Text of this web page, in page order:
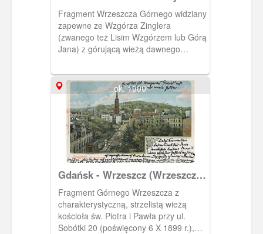
r.). Ob. jest to kościół katolicki,
parafialny po ustanowieniu parafii
wojskowo cywilnej Matki Odkupiciela.
(Langfuhr)
Fragment Wrzeszcza Górnego widziany
zapewne ze Wzgórza Zinglera
(zwanego też Lisim Wzgórzem lub Górą
Jana) z górującą wieżą dawnego
katolicki kościół św. Piotra i Pawła) oraz
w oddali po lewej stronie - wieżą
katolickiego kościoła Najświętszego
Serca Jezusa.
ok. 1900
Gdańsk - Wrzeszcz (Wrzeszcz
Górny) Lagfuhr
Fragment Górnego Wrzeszcza z
charakterystyczną, strzelistą wieżą
kościoła św. Piotra i Pawła przy ul.
Sobótki 20 (poświęcony 6 X 1899 r.),